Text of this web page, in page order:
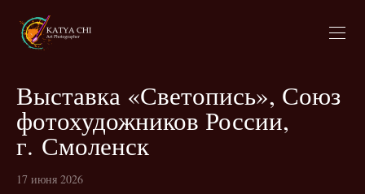
Выставка «Светопись», Союз
фотохудожников России,
г. Смоленск
17 июня 2026